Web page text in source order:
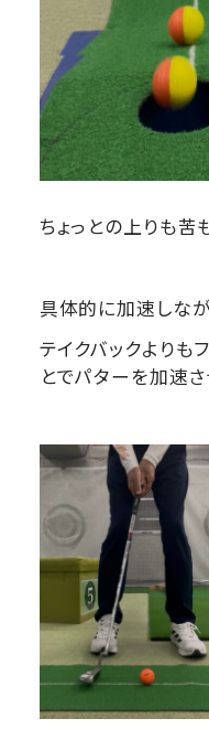
ちょっとの上りも苦
具体的に加速しな
テイクバックよりも
とでパターを加速